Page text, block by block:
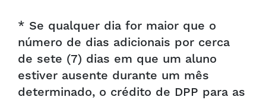
* Se qualquer dia for maior que o
número de dias adicionais por cerca
de sete (7) dias em que um aluno
estiver ausente durante um mês
determinado, o crédito de DPP para as